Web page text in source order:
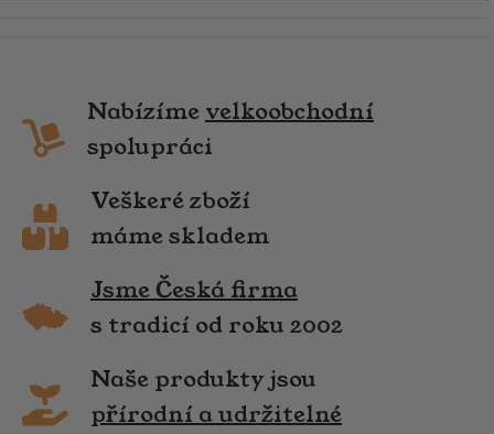
Nabízíme velkoobchodní
spolupráci
Veškeré zboží
máme skladem
Jsme Česká firma
s tradicí od roku 2002
Naše produkty jsou
přírodní a udržitelné